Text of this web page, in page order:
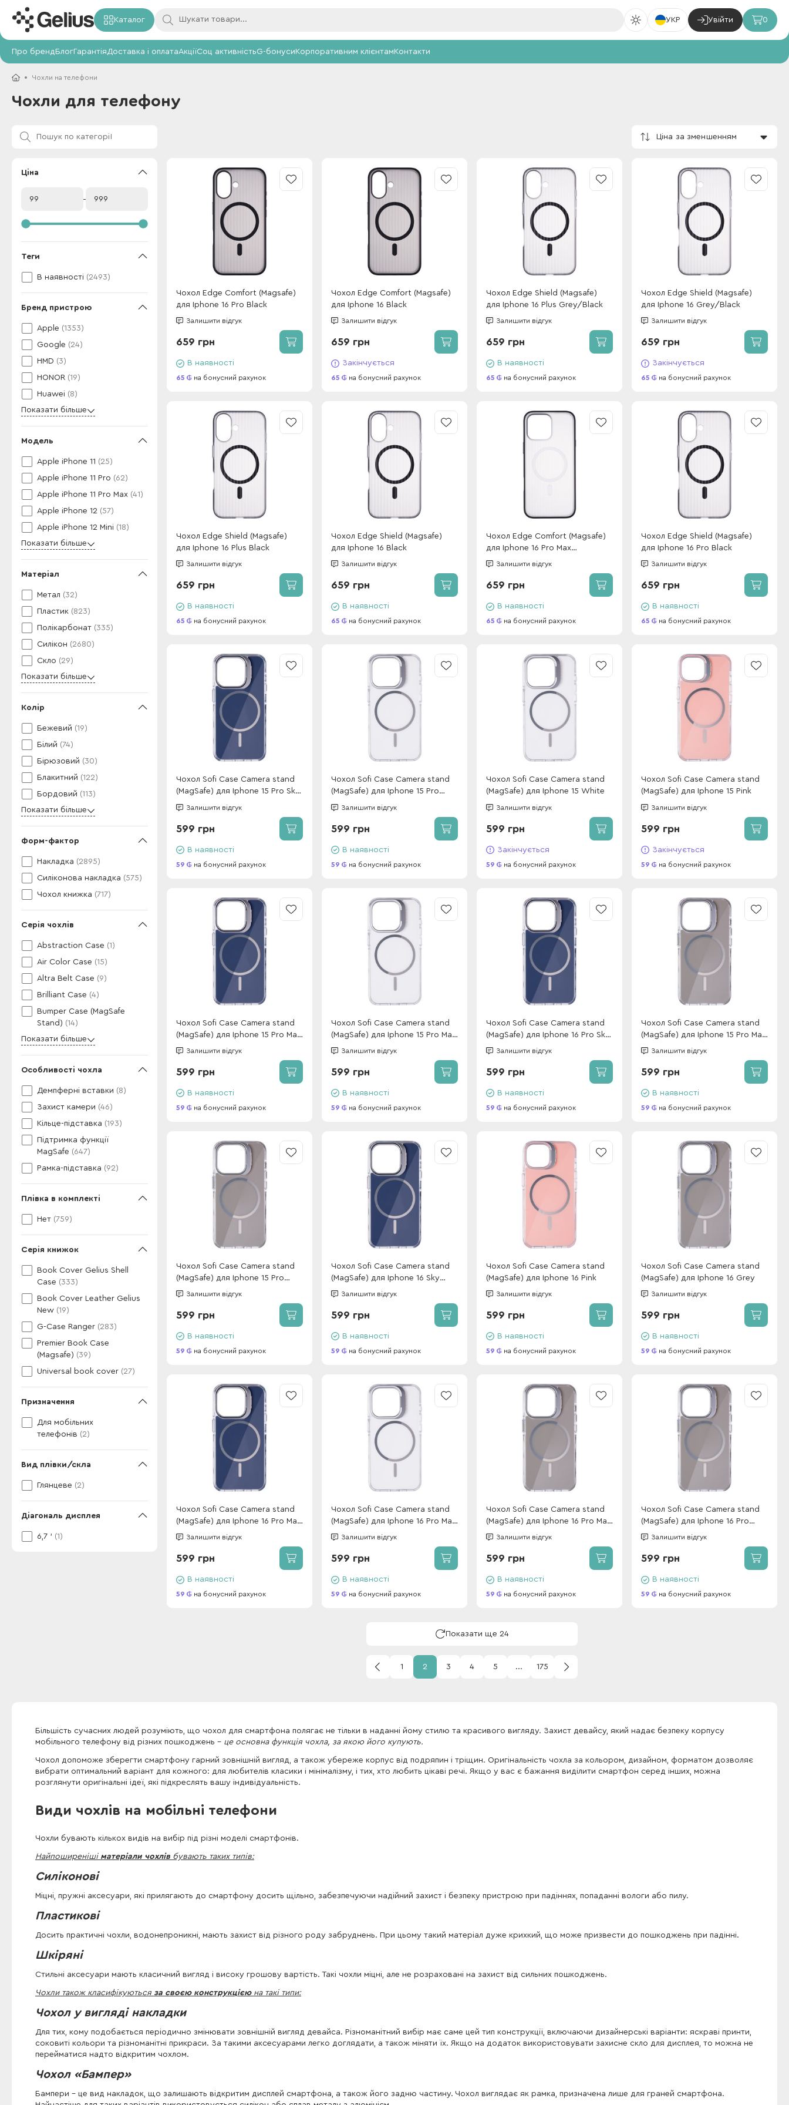
Каталог УКР Увійти 0
Про брендБлогГарантія Доставка і оплатаАкціїСоц активністьG-бонусиКорпоративним клієнтамКонтакти
Чохли на телефони
Чохли для телефону
Ціна
Теги
В наявності (2493)
Бренд пристрою
Apple (1353)
Google (24)
HMD (3)
HONOR (19)
Huawei (8)
Показати більше
Модель
Apple iPhone 11 (25)
Apple iPhone 11 Pro (62)
Apple iPhone 11 Pro Max (41)
Apple iPhone 12 (57)
Apple iPhone 12 Mini (18)
Показати більше
Матеріал
Метал (32)
Пластик (823)
Полікарбонат (335)
Силікон (2680)
Скло (29)
Показати більше
Колір
Бежевий (19)
Білий (74)
Бірюзовий (30)
Блакитний (122)
Бордовий (113)
Показати більше
Форм-фактор
Накладка (2895)
Силіконова накладка (575)
Чохол книжка (717)
Серія чохлів
Abstraction Case (1)
Air Color Case (15)
Altra Belt Case (9)
Brilliant Case (4)
Bumper Case (MagSafe
Stand) (14)
Показати більше
Особливості чохла
Демпферні вставки (8)
Захист камери (46)
Кільце-підставка (193)
Підтримка функції
MagSafe (647)
Рамка-підставка (92)
Плівка в комплекті
Нет (759)
Серія книжок
Book Cover Gelius Shell
Case (333)
Book Cover Leather Gelius
New (19)
G-Case Ranger (283)
Premier Book Case
(Magsafe) (39)
Universal book cover (27)
Призначення
Для мобільних
телефонів (2)
Вид плівки/скла
Глянцеве (2)
Діагональ дисплея
6,7 ' (1)
Ціна за зменшенням
Чохол Edge Comfort (Magsafe)
для Iphone 16 Pro Black
Залишити відгук
659 грн
В наявності
65 на бонусний рахунок
Чохол Edge Comfort (Magsafe)
для Iphone 16 Black
Залишити відгук
659 грн
Закінчується
65 на бонусний рахунок
Чохол Edge Shield (Magsafe)
для Iphone 16 Plus Grey/Black
Залишити відгук
659 грн
В наявності
65 на бонусний рахунок
Чохол Edge Shield (Magsafe)
для Iphone 16 Grey/Black
Залишити відгук
659 грн
Закінчується
65 на бонусний рахунок
Чохол Edge Shield (Magsafe)
для Iphone 16 Plus Black
Залишити відгук
659 грн
В наявності
65 на бонусний рахунок
Чохол Edge Shield (Magsafe)
для Iphone 16 Black
Залишити відгук
659 грн
В наявності
65 на бонусний рахунок
Чохол Edge Comfort (Magsafe)
для Iphone 16 Pro Max
Black/White
Залишити відгук
659 грн
В наявності
65 на бонусний рахунок
Чохол Edge Shield (Magsafe)
для Iphone 16 Pro Black
Залишити відгук
659 грн
В наявності
65 на бонусний рахунок
Чохол Sofi Case Camera stand
(MagSafe) для Iphone 15 Pro Sky
Blue
Залишити відгук
599 грн
В наявності
59 на бонусний рахунок
Чохол Sofi Case Camera stand
(MagSafe) для Iphone 15 Pro
White
Залишити відгук
599 грн
В наявності
59 на бонусний рахунок
Чохол Sofi Case Camera stand
(MagSafe) для Iphone 15 White
Залишити відгук
599 грн
Закінчується
59 на бонусний рахунок
Чохол Sofi Case Camera stand
(MagSafe) для Iphone 15 Pink
Залишити відгук
599 грн
Закінчується
59 на бонусний рахунок
Чохол Sofi Case Camera stand
(MagSafe) для Iphone 15 Pro Max
Sky Blue
Залишити відгук
599 грн
В наявності
59 на бонусний рахунок
Чохол Sofi Case Camera stand
(MagSafe) для Iphone 15 Pro Max
White
Залишити відгук
599 грн
В наявності
59 на бонусний рахунок
Чохол Sofi Case Camera stand
(MagSafe) для Iphone 16 Pro Sky
Blue
Залишити відгук
599 грн
В наявності
59 на бонусний рахунок
Чохол Sofi Case Camera stand
(MagSafe) для Iphone 15 Pro Max
Grey
Залишити відгук
599 грн
В наявності
59 на бонусний рахунок
Чохол Sofi Case Camera stand
(MagSafe) для Iphone 15 Pro
Grey
Залишити відгук
599 грн
В наявності
59 на бонусний рахунок
Чохол Sofi Case Camera stand
(MagSafe) для Iphone 16 Sky
Blue
Залишити відгук
599 грн
В наявності
59 на бонусний рахунок
Чохол Sofi Case Camera stand
(MagSafe) для Iphone 16 Pink
Залишити відгук
599 грн
В наявності
59 на бонусний рахунок
Чохол Sofi Case Camera stand
(MagSafe) для Iphone 16 Grey
Залишити відгук
599 грн
В наявності
59 на бонусний рахунок
Чохол Sofi Case Camera stand
(MagSafe) для Iphone 16 Pro Max
Sky Blue
Залишити відгук
599 грн
В наявності
59 на бонусний рахунок
Чохол Sofi Case Camera stand
(MagSafe) для Iphone 16 Pro Max
White
Залишити відгук
599 грн
В наявності
59 на бонусний рахунок
Чохол Sofi Case Camera stand
(MagSafe) для Iphone 16 Pro Max
Grey
Залишити відгук
599 грн
В наявності
59 на бонусний рахунок
Чохол Sofi Case Camera stand
(MagSafe) для Iphone 16 Pro
Grey
Залишити відгук
599 грн
В наявності
59 на бонусний рахунок
Показати ще 24
1 2 3 4 5 ... 175
Більшість сучасних людей розуміють, що чохол для смартфона полягає не тільки в наданні йому стилю та красивого вигляду. Захист девайсу, який надає безпеку корпусу
мобільного телефону від різних пошкоджень - це основна функція чохла, за якою його купують.
Чохол допоможе зберегти смартфону гарний зовнішній вигляд, а також убереже корпус від подряпин і тріщин. Оригінальність чохла за кольором, дизайном, форматом дозволяє
вибрати оптимальний варіант для кожного: для любителів класики і мінімалізму, і тих, хто любить цікаві речі. Якщо у вас є бажання виділити смартфон серед інших, можна
розглянути оригінальні ідеї, які підкреслять вашу індивідуальність.
Види чохлів на мобільні телефони
Чохли бувають кількох видів на вибір під різні моделі смартфонів.
Найпоширеніші матеріали чохлів бувають таких типів:
Силіконові
Міцні, пружні аксесуари, які прилягають до смартфону досить щільно, забезпечуючи надійний захист і безпеку пристрою при падіннях, попаданні вологи або пилу.
Пластикові
Досить практичні чохли, водонепроникні, мають захист від різного роду забруднень. При цьому такий матеріал дуже крихкий, що може призвести до пошкоджень при падінні.
Шкіряні
Стильні аксесуари мають класичний вигляд і високу грошову вартість. Такі чохли міцні, але не розраховані на захист від сильних пошкоджень.
Чохли також класифікуються за своєю конструкцієюна такі типи:
Чохол у вигляді накладки
Для тих, кому подобається періодично змінювати зовнішній вигляд девайса. Різноманітний вибір має саме цей тип конструкції, включаючи дизайнерські варіанти: яскраві принти,
соковиті кольори та різноманітні прикраси. За такими аксесуарами легко доглядати, а також міняти їх. Якщо на додаток використовувати захисне скло для дисплея, то можна не
перейматися надто відкритим чохлом.
Чохол «Бампер»
Бампери - це вид накладок, що залишають відкритим дисплей смартфона, а також його задню частину. Чохол виглядає як рамка, призначена лише для граней смартфона.